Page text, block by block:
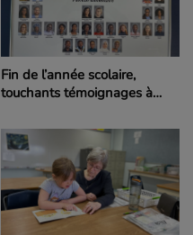
Fin de l’année scolaire,
touchants témoignages à
de Laval